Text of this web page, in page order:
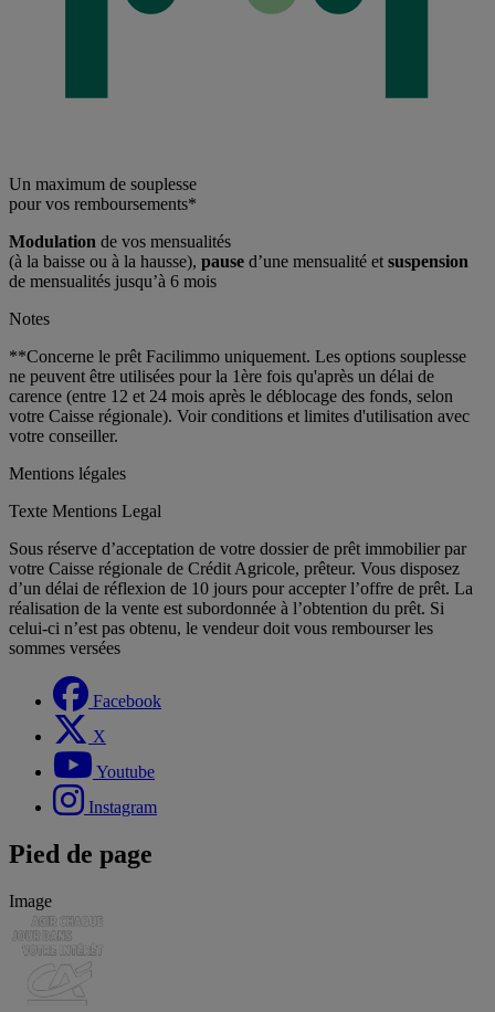
Un maximum de souplesse
pour vos remboursements*
Modulation de vos mensualités
(à la baisse ou à la hausse), pause d’une mensualité et suspension
de mensualités jusqu’à 6 mois
Notes
**Concerne le prêt Facilimmo uniquement. Les options souplesse
ne peuvent être utilisées pour la 1ère fois qu'après un délai de
carence (entre 12 et 24 mois après le déblocage des fonds, selon
votre Caisse régionale). Voir conditions et limites d'utilisation avec
votre conseiller.
Mentions légales
Texte Mentions Legal
Sous réserve d’acceptation de votre dossier de prêt immobilier par
votre Caisse régionale de Crédit Agricole, prêteur. Vous disposez
d’un délai de réflexion de 10 jours pour accepter l’offre de prêt. La
réalisation de la vente est subordonnée à l’obtention du prêt. Si
celui-ci n’est pas obtenu, le vendeur doit vous rembourser les
sommes versées
Facebook
X
Youtube
Instagram
Pied de page
Image